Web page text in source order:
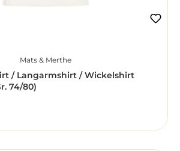
Mats & Merthe
/ Langarmshirt / Wickelshirt
74/80)